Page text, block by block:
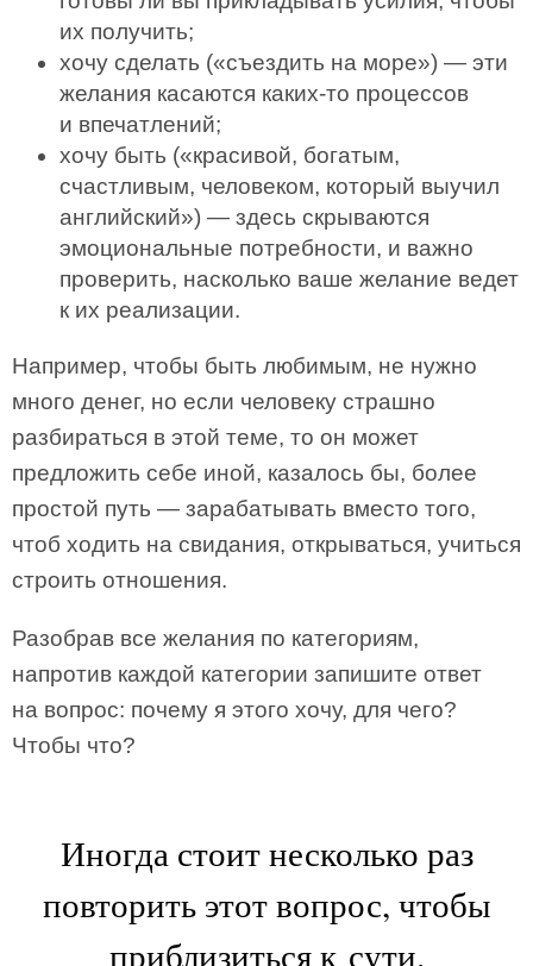
их получить;
хочу сделать («съездить на море») — эти
желания касаются каких-то процессов
и впечатлений;
хочу быть («красивой, богатым,
счастливым, человеком, который выучил
английский») — здесь скрываются
эмоциональные потребности, и важно
проверить, насколько ваше желание ведет
к их реализации.
Например, чтобы быть любимым, не нужно
много денег, но если человеку страшно
разбираться в этой теме, то он может
предложить себе иной, казалось бы, более
простой путь — зарабатывать вместо того,
чтоб ходить на свидания, открываться, учиться
строить отношения.
Разобрав все желания по категориям,
напротив каждой категории запишите ответ
на вопрос: почему я этого хочу, для чего?
Чтобы что?
Иногда стоит несколько раз
повторить этот вопрос, чтобы
приблизиться к сути.